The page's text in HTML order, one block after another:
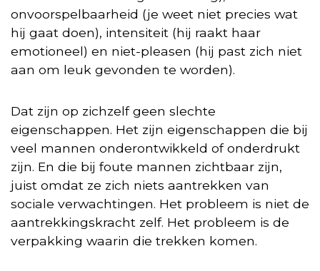
onvoorspelbaarheid (je weet niet precies wat
hij gaat doen), intensiteit (hij raakt haar
emotioneel) en niet-pleasen (hij past zich niet
aan om leuk gevonden te worden).
Dat zijn op zichzelf geen slechte
eigenschappen. Het zijn eigenschappen die bij
veel mannen onderontwikkeld of onderdrukt
zijn. En die bij foute mannen zichtbaar zijn,
juist omdat ze zich niets aantrekken van
sociale verwachtingen. Het probleem is niet de
aantrekkingskracht zelf. Het probleem is de
verpakking waarin die trekken komen.